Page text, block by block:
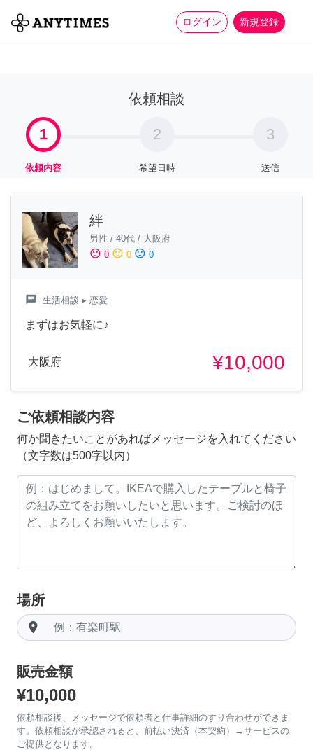
ログイン 新規登録
全て 家事 more_horiz
依頼相談
1
依頼内容
2
希望日時
3
送信
絆
男性 / 40代 / 大阪府
sentiment_satisfied 0 sentiment_neutral 0 sentiment_dissatisfied 0
chat 生活相談 ▸ 恋愛
まずはお気軽に♪
大阪府 ¥10,000
ご依頼相談内容
何か聞きたいことがあればメッセージを入れてください
（文字数は500字以内）
場所
room
販売金額
¥10,000
依頼相談後、メッセージで依頼者と仕事詳細のすり合わせができま
す。依頼相談が承認されると、前払い決済（本契約）→サービスの
ご提供となります。